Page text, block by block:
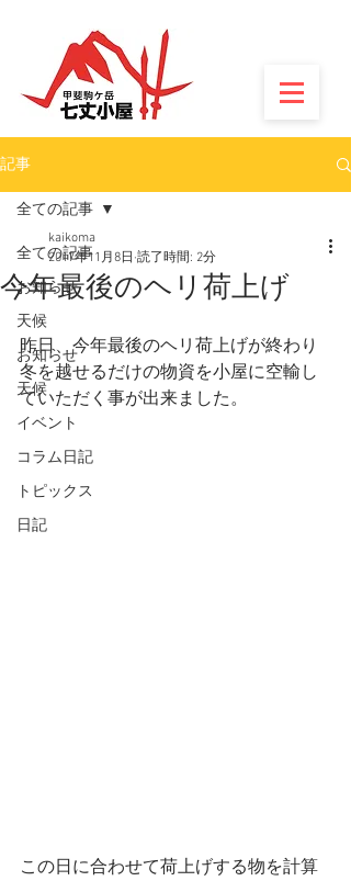
記事
全ての記事
お知らせ
天候
お知らせ
天候
イベント
コラム日記
トピックス
日記
全ての記事
今年最後のヘリ荷上げ
kaikoma
2017年11月8日 読了時間: 2分
昨日、今年最後のヘリ荷上げが終わり
冬を越せるだけの物資を小屋に空輸し
ていただく事が出来ました。
この日に合わせて荷上げする物を計算